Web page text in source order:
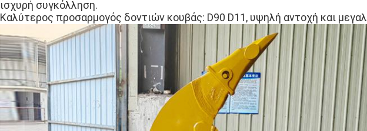
ισχυρή συγκόλληση.
Καλύτερος προσαρμογός δοντιών κουβάς: D90 D11, υψηλή αντοχή και